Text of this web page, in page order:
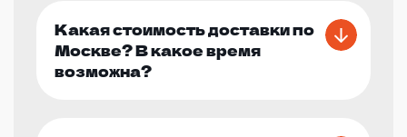
Какая стоимость доставки по
Москве? В какое время
возможна?